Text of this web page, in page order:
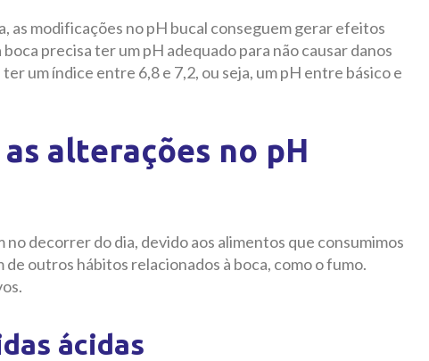
as modificações no pH bucal conseguem gerar efeitos
precisa ter um pH adequado para não causar danos
um índice entre 6,8 e 7,2, ou seja, um pH entre básico e
alterações no pH
no decorrer do dia, devido aos alimentos que consumimos
de outros hábitos relacionados à boca, como o fumo.
ácidas